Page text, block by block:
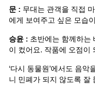
문 : 무대는 관객을 직접
에게 보여주고 싶은 모습
승윤 : 초반에는 함께하는
이 컸어요. 작품에 오점이
‘다시 동물원’에서도 음
니 민폐가 되지 않도록 잘